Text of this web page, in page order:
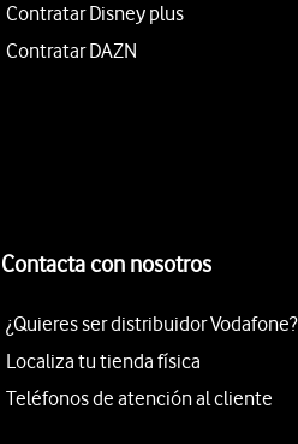
Contratar Disney plus
Contratar DAZN
Contacta con nosotros
¿Quieres ser distribuidor Vodafone?
Localiza tu tienda física
Teléfonos de atención al cliente